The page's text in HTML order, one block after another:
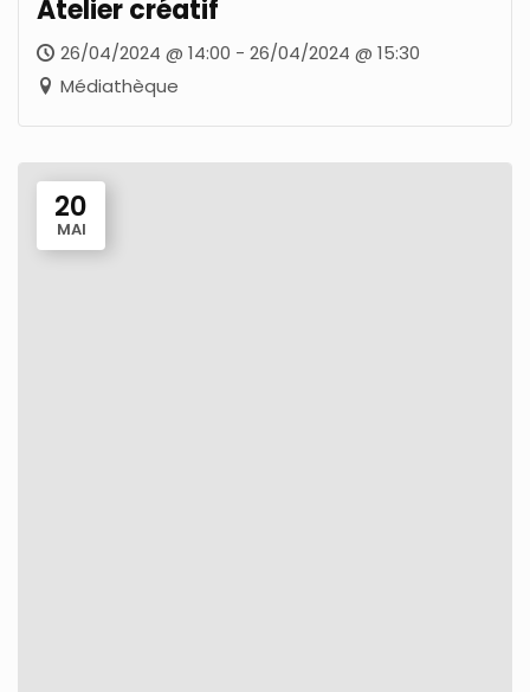
Atelier créatif
26/04/2024 @ 14:00 - 26/04/2024 @ 15:30
Médiathèque
20
MAI